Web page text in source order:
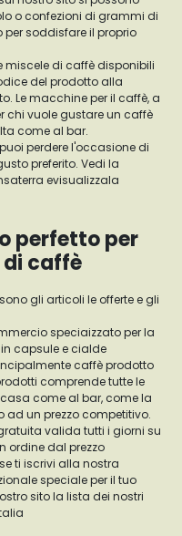
o confezioni di grammi di
soddisfare il proprio
miscele di caffè disponibili
del prodotto alla
Le macchine per il caffè, a
chi vuole gustare un caffè
come al bar.
perdere l'occasione di
preferito. Vedi la
evisualizzala
perfetto per
caffè
gli articoli le offerte e gli
speciaizzato per la
capsule e cialde
caffè prodotto
comprende tutte le
come al bar, come la
ad un prezzo competitivo.
valida tutti i giorni su
ordine dal prezzo
ti iscrivi alla nostra
speciale per il tuo
sito la lista dei nostri